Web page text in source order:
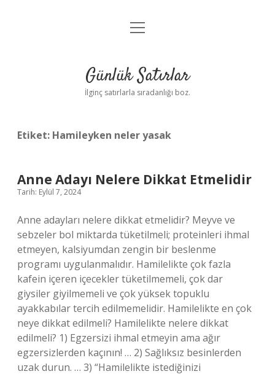
Anasayfa
Yasal Uyarı
menüyü
Günlük Satırlar
İlginç satırlarla sıradanlığı boz.
Etiket: Hamileyken neler yasak
Anne Adayı Nelere Dikkat Etmelidir
Tarih: Eylül 7, 2024
Anne adayları nelere dikkat etmelidir? Meyve ve
sebzeler bol miktarda tüketilmeli; proteinleri ihmal
etmeyen, kalsiyumdan zengin bir beslenme
programı uygulanmalıdır. Hamilelikte çok fazla
kafein içeren içecekler tüketilmemeli, çok dar
giysiler giyilmemeli ve çok yüksek topuklu
ayakkabılar tercih edilmemelidir. Hamilelikte en çok
neye dikkat edilmeli? Hamilelikte nelere dikkat
edilmeli? 1) Egzersizi ihmal etmeyin ama ağır
egzersizlerden kaçının! … 2) Sağlıksız besinlerden
uzak durun. … 3) “Hamilelikte istediğinizi